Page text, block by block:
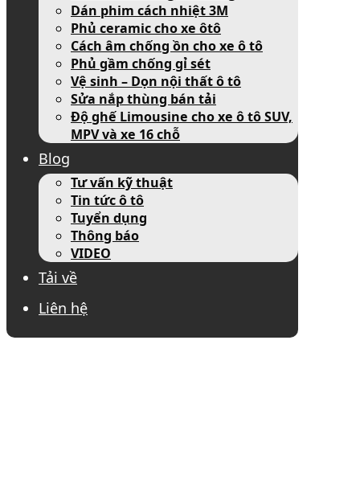
Dán phim cách nhiệt 3M
Phủ ceramic cho xe ôtô
Cách âm chống ồn cho xe ô tô
Phủ gầm chống gỉ sét
Vệ sinh – Dọn nội thất ô tô
Sửa nắp thùng bán tải
Độ ghế Limousine cho xe ô tô SUV,
MPV và xe 16 chỗ
Blog
Tư vấn kỹ thuật
Tin tức ô tô
Tuyển dụng
Thông báo
VIDEO
Tải về
Liên hệ